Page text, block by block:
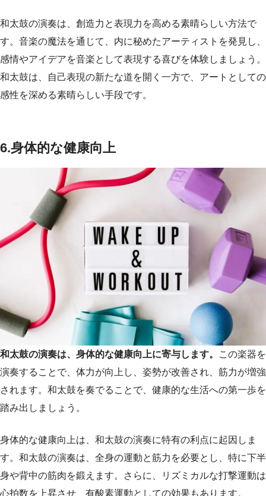
和太鼓の演奏は、創造力と表現力を高める素晴らしい方法で
す。音楽の魔法を通じて、内に秘めたアーティストを発見し、
感情やアイデアを音楽として表現する喜びを体験しましょう。
和太鼓は、自己表現の新たな道を開く一方で、アートとしての
感性を深める素晴らしい手段です。
6.身体的な健康向上
和太鼓の演奏は、身体的な健康向上に寄与します。
この楽器を
演奏することで、体力が向上し、姿勢が改善され、筋力が増強
されます。和太鼓を奏でることで、健康的な生活への第一歩を
踏み出しましょう。
身体的な健康向上は、和太鼓の演奏に特有の利点に起因しま
す。和太鼓の演奏は、全身の運動と筋力を必要とし、特に下半
身や背中の筋肉を鍛えます。さらに、リズミカルな打撃運動は
心拍数を上昇させ、有酸素運動としての効果もあります。